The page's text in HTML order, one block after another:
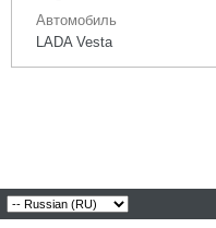
Автомобиль
LADA Vesta